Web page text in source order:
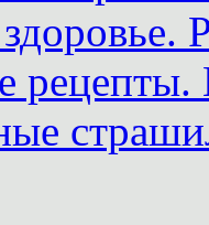
рецепты.